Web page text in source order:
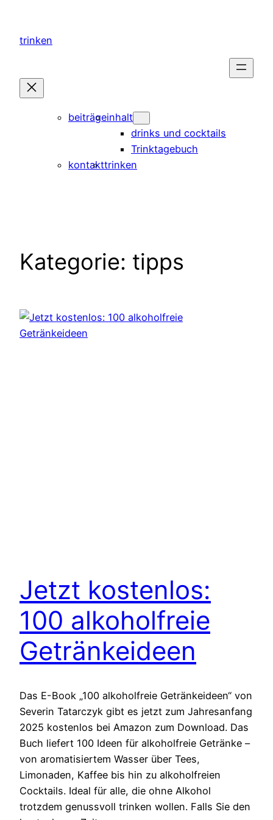
Inhalttrinken
beiträgeinhalt
drinks und cocktails
Trinktagebuch
kontakttrinken
Kategorie: tipps
Jetzt kostenlos:
100 alkoholfreie
Getränkeideen
Das E-Book „100 alkoholfreie Getränkeideen“ von
Severin Tatarczyk gibt es jetzt zum Jahresanfang
2025 kostenlos bei Amazon zum Download. Das
Buch liefert 100 Ideen für alkoholfreie Getränke –
von aromatisiertem Wasser über Tees,
Limonaden, Kaffee bis hin zu alkoholfreien
Cocktails. Ideal für alle, die ohne Alkohol
trotzdem genussvoll trinken wollen. Falls Sie den